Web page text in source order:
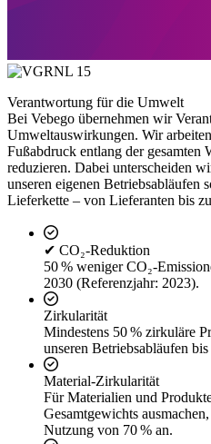
Verantwortung für die Umwelt
Bei Vebego übernehmen wir
Umweltauswirkungen. Wir
Fußabdruck entlang der gesamten
reduzieren. Dabei unterscheiden
unseren eigenen Betriebsabläufen
Lieferkette – von Lieferanten bis
✔ CO₂-Reduktion
50 % weniger CO₂-
2030 (Referenzjahr: 2023).
Zirkularität
Mindestens 50 % zirkuläre
unseren Betriebsabläufen
Material-Zirkularität
Für Materialien und
Gesamtgewichts
Nutzung von 70 % an.